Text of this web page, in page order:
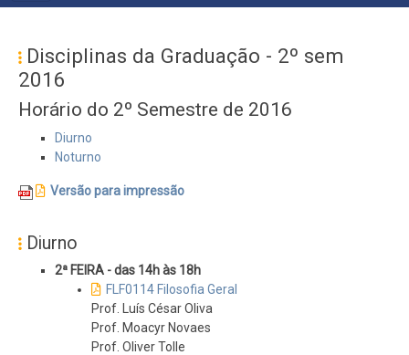
Disciplinas da Graduação - 2º sem
2016
Horário do 2º Semestre de 2016
Diurno
Noturno
Versão para impressão
Diurno
2ª FEIRA - das 14h às 18h
FLF0114 Filosofia Geral
Prof. Luís César Oliva
Prof. Moacyr Novaes
Prof. Oliver Tolle